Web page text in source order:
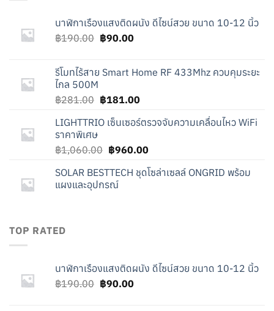
นาฬิกาเรืองแสงติดผนัง ดีไซน์สวย ขนาด 10-12 นิ้ว
฿190.00 Original
฿190.00.
฿90.00Current
฿90.00.
รีโมทไร้สาย Smart Home RF 433Mhz ควบคุมระยะ
ไกล 500M
฿281.00 Original
was:
฿181.00Current
is:
LIGHTTRIO เซ็นเซอร์ตรวจจับความเคลื่อนไหว WiFi
ราคาพิเศษ
฿1,060.00 Original
was:
฿1,060.00.
฿960.00Current
is:
SOLAR BESTTECH ชุดโซล่าเซลล์ ONGRID พร้อม
แผงและอุปกรณ์
TOP RATED
นาฬิกาเรืองแสงติดผนัง ดีไซน์สวย ขนาด 10-12 นิ้ว
฿190.00 Original
฿90.00Current